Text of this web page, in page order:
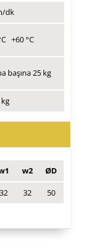
dk
+60 °C
başına 25 kg
w2 ØD
32 32 50